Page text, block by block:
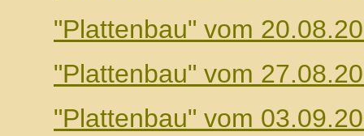
"Plattenbau" vom
"Plattenbau" vom
"Plattenbau" vom